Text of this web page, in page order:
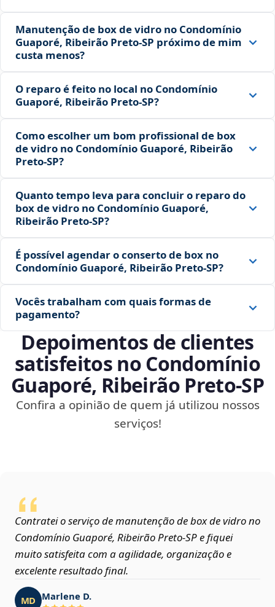
Manutenção de box de vidro no Condomínio
Guaporé, Ribeirão Preto‑SP próximo de mim
custa menos?
O reparo é feito no local no Condomínio
Guaporé, Ribeirão Preto‑SP?
Como escolher um bom profissional de box
de vidro no Condomínio Guaporé, Ribeirão
Preto‑SP?
Quanto tempo leva para concluir o reparo do
box de vidro no Condomínio Guaporé,
Ribeirão Preto‑SP?
É possível agendar o conserto de box no
Condomínio Guaporé, Ribeirão Preto‑SP?
Vocês trabalham com quais formas de
pagamento?
Depoimentos de clientes
satisfeitos no Condomínio
Guaporé, Ribeirão Preto‑SP
Confira a opinião de quem já utilizou nossos
serviços!
Contratei o serviço de manutenção de box de vidro no
Condomínio Guaporé, Ribeirão Preto‑SP e fiquei
muito satisfeita com a agilidade, organização e
excelente resultado final.
MD Marlene D.